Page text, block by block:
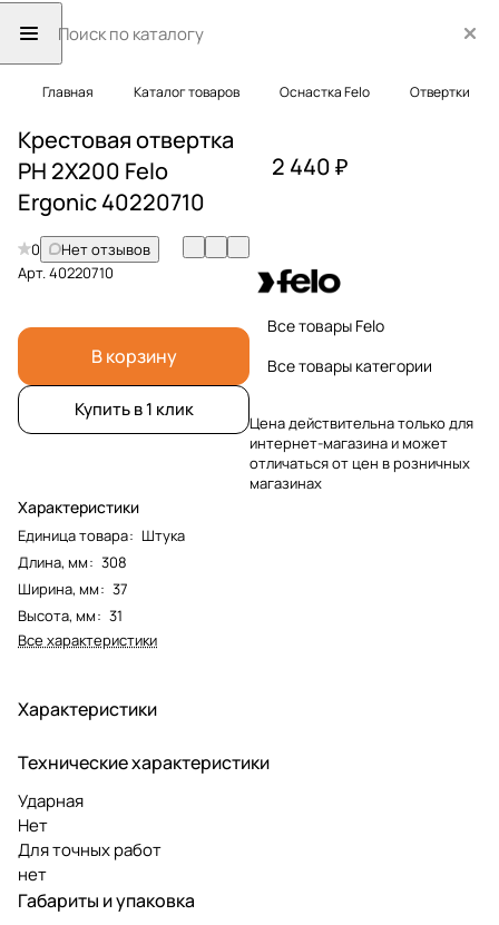
Главная Каталог товаров Оснастка Felo Отвертки
Крестовая отвертка
PH 2X200 Felo
Ergonic 40220710
0
Нет отзывов
Арт.40220710
В корзину
Купить в 1 клик
Характеристики
Единица товара: Штука
Длина, мм: 308
Ширина, мм: 37
Высота, мм: 31
Все характеристики
2 440 ₽
Все товары Felo
Все товары категории
Цена действительна только для
интернет-магазина и может
отличаться от цен в розничных
магазинах
Характеристики
Технические характеристики
Ударная
Нет
Для точных работ
нет
Габариты и упаковка